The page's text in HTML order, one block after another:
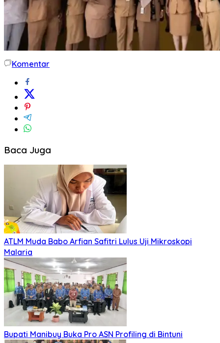
Komentar
Baca Juga
ATLM Muda Babo Arfian Safitri Lulus Uji Mikroskopi
Malaria
Bupati Manibuy Buka Pro ASN Profiling di Bintuni